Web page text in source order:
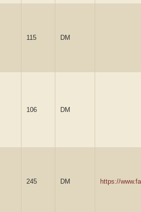
115 DM
106 DM
245 DM https://